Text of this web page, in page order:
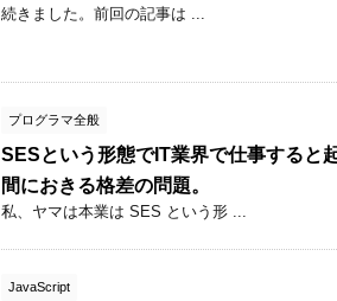
続きました。前回の記事は ...
プログラマ全般
SESという形態でIT業界で仕事すると
間におきる格差の問題。
私、ヤマは本業は SES という形 ...
JavaScript